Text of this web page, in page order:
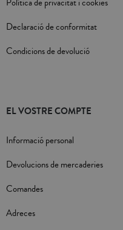
Declaració de conformitat
Condicions de devolució
EL VOSTRE COMPTE
Informació personal
Devolucions de mercaderies
Comandes
Adreces